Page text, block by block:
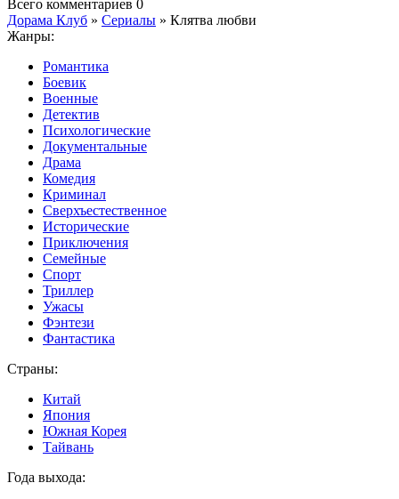
Всего комментариев 0
Дорама Клуб » Сериалы » Клятва любви
Жанры:
Романтика
Боевик
Военные
Детектив
Психологические
Документальные
Драма
Комедия
Криминал
Сверхъестественное
Исторические
Приключения
Семейные
Спорт
Триллер
Ужасы
Фэнтези
Фантастика
Страны:
Китай
Япония
Южная Корея
Тайвань
Года выхода: